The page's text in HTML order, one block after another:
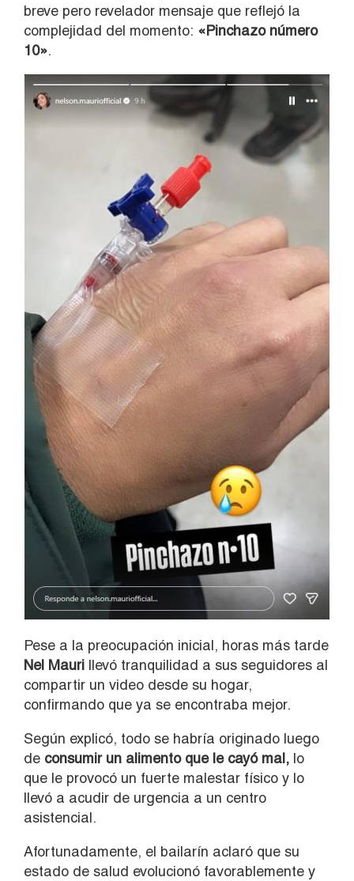
breve pero revelador mensaje que reflejó la
complejidad del momento: «Pinchazo número
10».
Pese a la preocupación inicial, horas más tarde
Nel Mauri llevó tranquilidad a sus seguidores al
compartir un video desde su hogar,
confirmando que ya se encontraba mejor.
Según explicó, todo se habría originado luego
de consumir un alimento que le cayó mal, lo
que le provocó un fuerte malestar físico y lo
llevó a acudir de urgencia a un centro
asistencial.
Afortunadamente, el bailarín aclaró que su
estado de salud evolucionó favorablemente y